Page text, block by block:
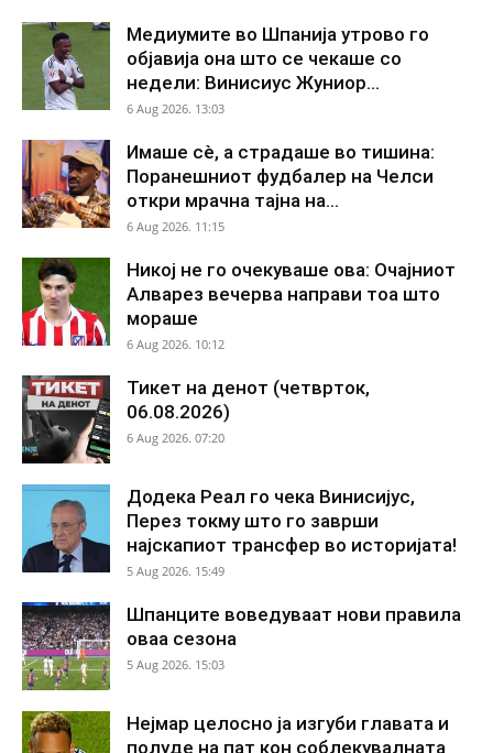
Медиумите во Шпанија утрово го
објавија она што се чекаше со
недели: Винисиус Жуниор...
6 Aug 2026. 13:03
Имаше сè, а страдаше во тишина:
Поранешниот фудбалер на Челси
откри мрачна тајна на...
6 Aug 2026. 11:15
Никој не го очекуваше ова: Очајниот
Алварез вечерва направи тоа што
мораше
6 Aug 2026. 10:12
Тикет на денот (четврток,
06.08.2026)
6 Aug 2026. 07:20
Додека Реал го чека Винисијус,
Перез токму што го заврши
најскапиот трансфер во историјата!
5 Aug 2026. 15:49
Шпанците воведуваат нови правила
оваа сезона
5 Aug 2026. 15:03
Нејмар целосно ја изгуби главата и
полуде на пат кон соблекувалната